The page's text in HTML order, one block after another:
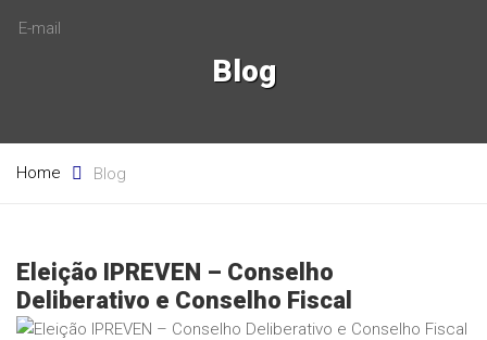
Blog
Home Blog
Eleição IPREVEN – Conselho
Deliberativo e Conselho Fiscal
E-mail